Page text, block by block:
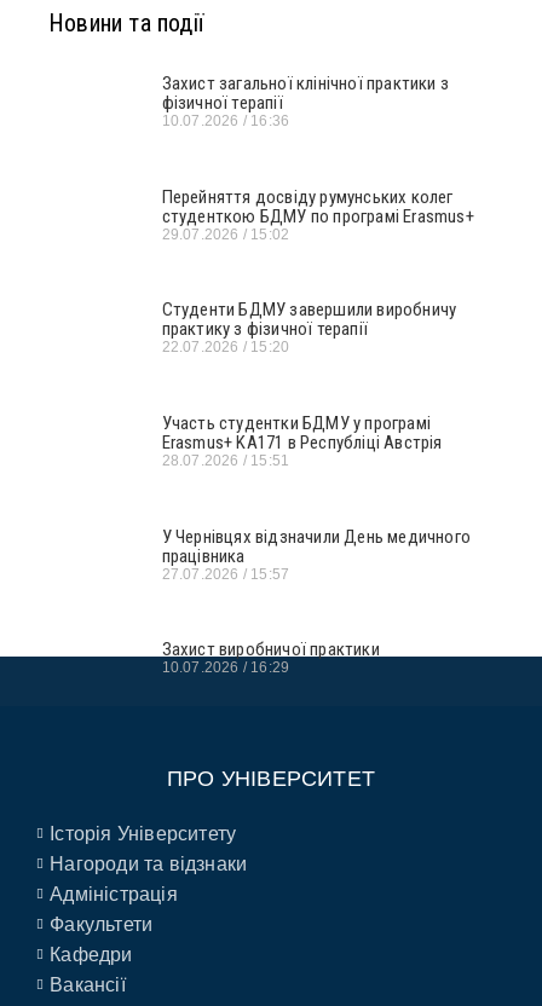
Новини та події
Захист загальної клінічної практики з
фізичної терапії
10.07.2026 16:36
Перейняття досвіду румунських колег
студенткою БДМУ по програмі Erasmus+
29.07.2026 15:02
Студенти БДМУ завершили виробничу
практику з фізичної терапії
22.07.2026 15:20
Участь студентки БДМУ у програмі
Erasmus+ KA171 в Республіці Австрія
28.07.2026 15:51
У Чернівцях відзначили День медичного
працівника
27.07.2026 15:57
Захист виробничої практики
10.07.2026 16:29
ПРО УНІВЕРСИТЕТ
Історія Університету
Нагороди та відзнаки
Адміністрація
Факультети
Кафедри
Вакансії